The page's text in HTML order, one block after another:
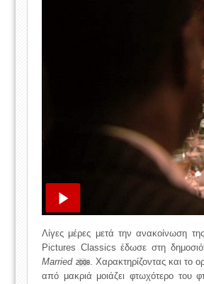
Λίγες μέρες μετά την ανακοίνωση
Pictures Classics έδωσε στη
Married 2008. Χαρακτηρίζοντας και το
από μακριά μοιάζει φτωχότερο του